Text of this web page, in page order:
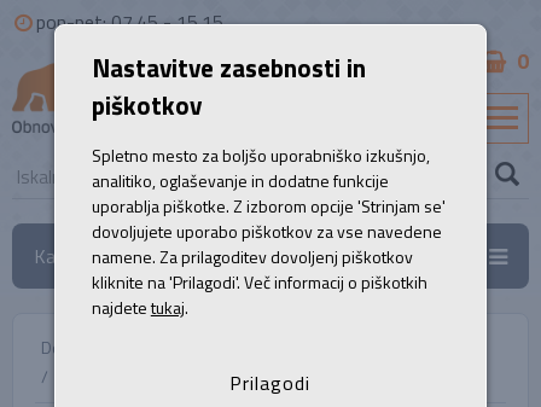
pon-pet: 07.45 - 15.15
0
Kategorije
Domov
/
Prenosnik, LENOVO ThinkPad T14 G4
Nastavitve zasebnosti in
piškotkov
Spletno mesto za boljšo uporabniško izkušnjo,
analitiko, oglaševanje in dodatne funkcije
uporablja piškotke. Z izborom opcije 'Strinjam se'
dovoljujete uporabo piškotkov za vse navedene
namene. Za prilagoditev dovoljenj piškotkov
kliknite na 'Prilagodi'. Več informacij o piškotkih
najdetetukaj.
Prilagodi